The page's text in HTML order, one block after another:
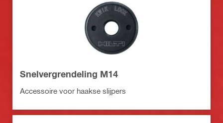
Snelvergrendeling M14
Accessoire voor haakse slijpers